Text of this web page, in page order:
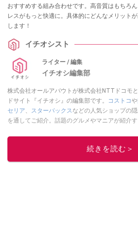
おすすめする組み合わせです。高音質はもちろ
レスがもっと快適に。具体的にどんなメリット
します！
イチオシスト
ライター / 編集
イチオシ編集部
株式会社オールアバウトが株式会社NTTドコモ
ドサイト『イチオシ』の編集部です。
コストコや
セリア、 スターバックスなどの人気ショップの
を通してご紹介。話題のグルメやマニアが紹介
レビューしています。毎日トレンド情報をお届け
してください！続きを読む＞